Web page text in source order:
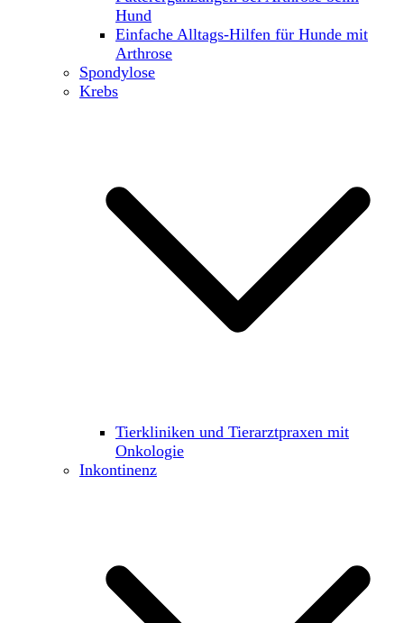
Hund
Einfache Alltags-Hilfen für Hunde mit
Arthrose
Spondylose
Krebs
Tierkliniken und Tierarztpraxen mit
Onkologie
Inkontinenz